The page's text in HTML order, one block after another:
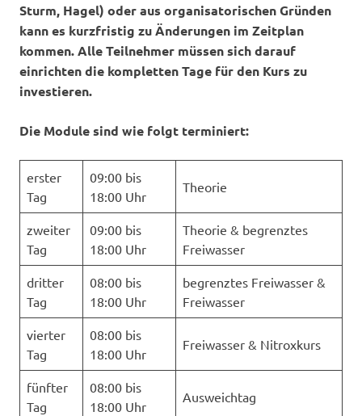
Sturm, Hagel) oder aus organisatorischen Gründen
kann es kurzfristig zu Änderungen im Zeitplan
kommen. Alle Teilnehmer müssen sich darauf
einrichten die kompletten Tage für den Kurs zu
investieren.
Die Module sind wie folgt terminiert:
erster
Tag
09:00 bis
18:00 Uhr
Theorie
zweiter
Tag
09:00 bis
18:00 Uhr
Theorie & begrenztes
Freiwasser
dritter
Tag
08:00 bis
18:00 Uhr
begrenztes Freiwasser &
Freiwasser
vierter
Tag
08:00 bis
18:00 Uhr
Freiwasser & Nitroxkurs
fünfter
Tag
08:00 bis
18:00 Uhr
Ausweichtag